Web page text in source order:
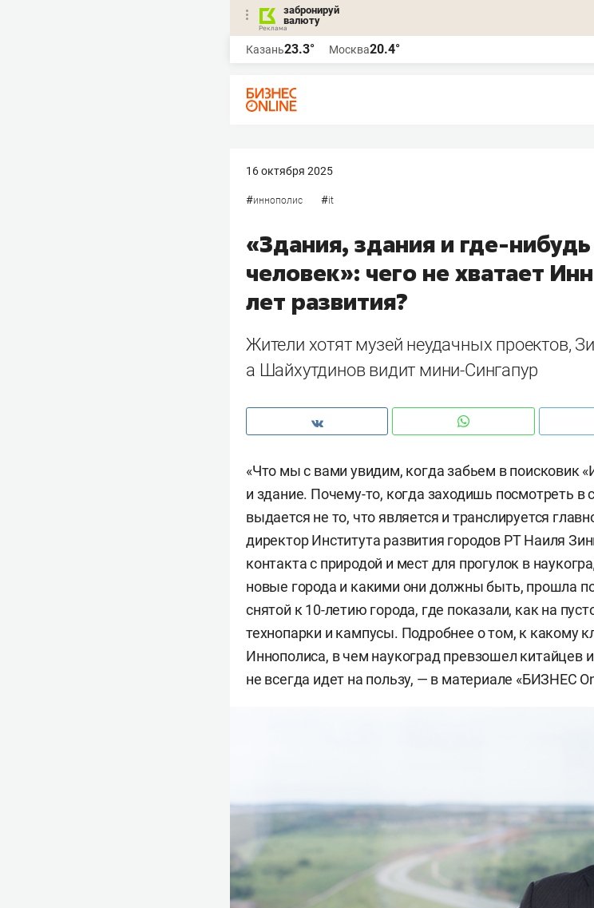
забронируй
валюту
Казань23.3° Москва20.4°
16 октября 2025
#иннополис #it
«Здания, здания и где-
человек»: чего не хватает
лет развития?
Жители хотят музей неудачных проектов,
а Шайхутдинов видит мини-Сингапур
«Что мы с вами увидим, когда забьем в поисковик
и здание. Почему-то, когда заходишь посмотреть в
выдается не то, что является и транслируется
директор Института развития городов РТ Наиля
контакта с природой и мест для прогулок в
новые города и какими они должны быть, прошла
снятой к 10-летию города, где показали, как на
технопарки и кампусы. Подробнее о том, к какому
Иннополиса, в чем наукоград превзошел китайцев
не всегда идет на пользу, — в материале «БИЗНЕС